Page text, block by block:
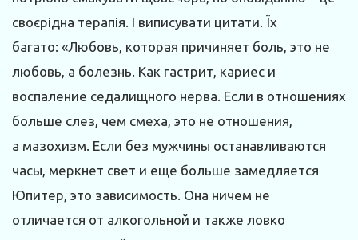
своєрідна терапія. І виписувати цитати. Їх
багато: «Любовь, которая причиняет боль, это не
любовь, а болезнь. Как гастрит, кариес и
воспаление седалищного нерва. Если в отношениях
больше слез, чем смеха, это не отношения,
а мазохизм. Если без мужчины останавливаются
часы, меркнет свет и еще больше замедляется
Юпитер, это зависимость. Она ничем не
отличается от алкогольной и также ловко